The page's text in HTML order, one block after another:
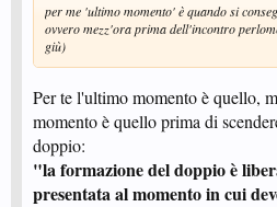
per me 'ultimo momento' è quando si
ovvero mezz'ora prima dell'incontro
giù)
Per te l'ultimo momento è quello,
momento è quello prima di
doppio:
"la formazione del doppio è
presentata al momento in cui